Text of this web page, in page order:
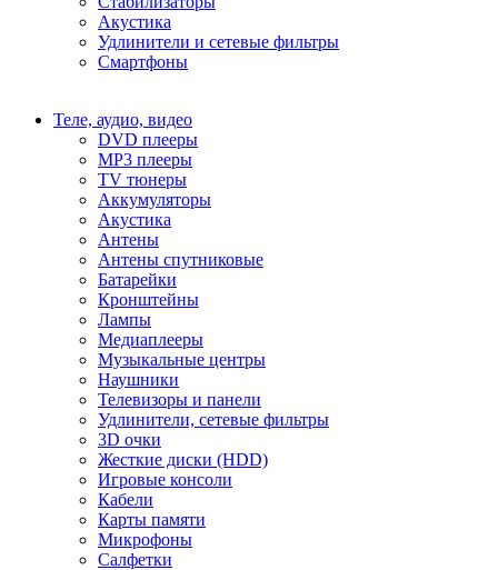
Акустика
Удлинители и сетевые фильтры
Смартфоны
Теле, аудио, видео
DVD плееры
MP3 плееры
TV тюнеры
Аккумуляторы
Акустика
Антены
Антены спутниковые
Батарейки
Кронштейны
Лампы
Медиаплееры
Музыкальные центры
Наушники
Телевизоры и панели
Удлинители, сетевые фильтры
3D очки
Жесткие диски (HDD)
Игровые консоли
Кабели
Карты памяти
Микрофоны
Салфетки